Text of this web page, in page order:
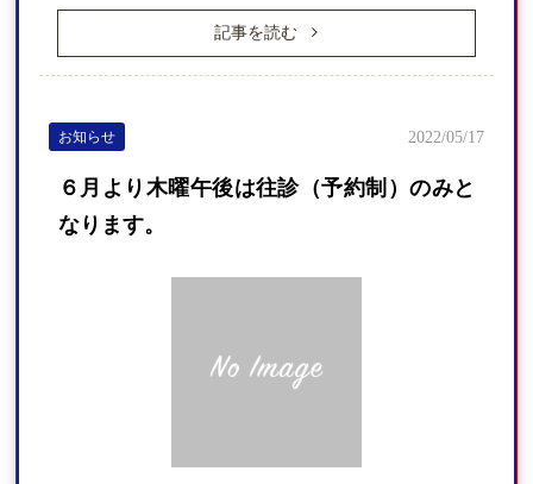
記事を読む
６月より木曜午後は往診（予約制）のみと
なります。
お知らせ 2022/05/17